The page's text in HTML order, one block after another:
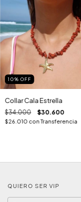
10% OFF
Collar Cala Estrella
$34.000 $30.600
$26.010 con Transferencia
QUIERO SER VIP